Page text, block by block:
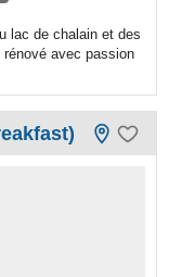
lac de chalain et des
avec passion